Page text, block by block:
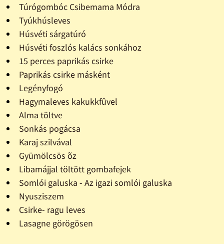
Túrógombóc Csibemama Módra
Tyúkhúsleves
Húsvéti sárgatúró
Húsvéti foszlós kalács sonkához
15 perces paprikás csirke
Paprikás csirke másként
Legényfogó
Hagymaleves kakukkfûvel
Alma töltve
Sonkás pogácsa
Karaj szilvával
Gyümölcsös õz
Libamájjal töltött gombafejek
Somlói galuska - Az igazi somlói galuska
Nyusziszem
Csirke- ragu leves
Lasagne görögösen